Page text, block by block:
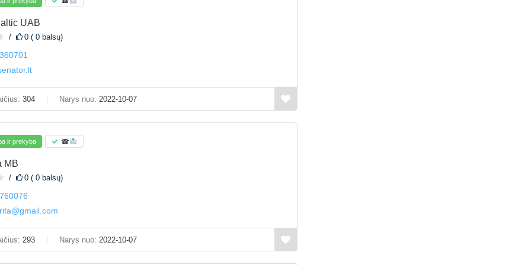
UAB
0 ( 0 balsų)
304 Narys nuo: 2022-10-07
ir prekyba ☎
MB
0 ( 0 balsų)
293 Narys nuo: 2022-10-07